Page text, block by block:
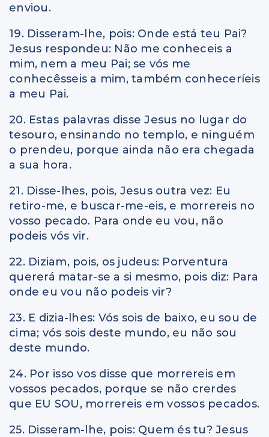
enviou.
19. Disseram-lhe, pois: Onde está teu Pai?
Jesus respondeu: Não me conheceis a
mim, nem a meu Pai; se vós me
conhecêsseis a mim, também conheceríeis
a meu Pai.
20. Estas palavras disse Jesus no lugar do
tesouro, ensinando no templo, e ninguém
o prendeu, porque ainda não era chegada
a sua hora.
21. Disse-lhes, pois, Jesus outra vez: Eu
retiro-me, e buscar-me-eis, e morrereis no
vosso pecado. Para onde eu vou, não
podeis vós vir.
22. Diziam, pois, os judeus: Porventura
quererá matar-se a si mesmo, pois diz: Para
onde eu vou não podeis vir?
23. E dizia-lhes: Vós sois de baixo, eu sou de
cima; vós sois deste mundo, eu não sou
deste mundo.
24. Por isso vos disse que morrereis em
vossos pecados, porque se não crerdes
que EU SOU, morrereis em vossos pecados.
25. Disseram-lhe, pois: Quem és tu? Jesus